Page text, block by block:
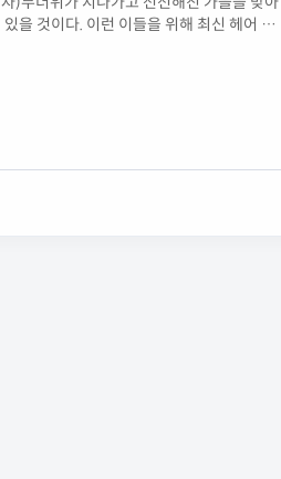
을 것이다. 이런 이들을 위해 최신 헤어 트렌